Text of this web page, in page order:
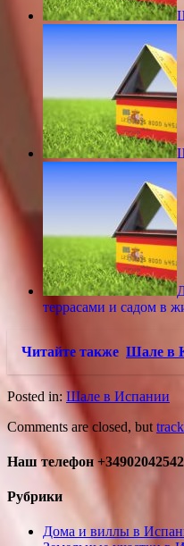
террасами и садом в
Читайте также Шале в
Posted in: Шале в Испании
Comments are closed, but
Наш телефон
Рубрики
Дома и виллы в